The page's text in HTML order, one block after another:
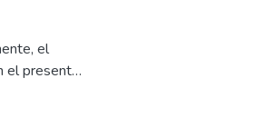
el
el presente
la mejora